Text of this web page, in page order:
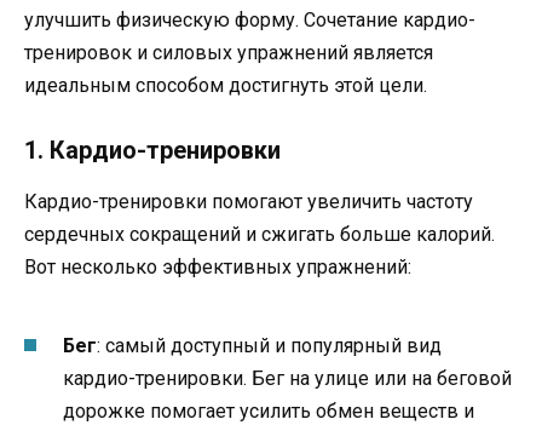
улучшить физическую форму. Сочетание кардио-
тренировок и силовых упражнений является
идеальным способом достигнуть этой цели.
1. Кардио-тренировки
Кардио-тренировки помогают увеличить частоту
сердечных сокращений и сжигать больше калорий.
Вот несколько эффективных упражнений:
Бег: самый доступный и популярный вид
кардио-тренировки. Бег на улице или на беговой
дорожке помогает усилить обмен веществ и